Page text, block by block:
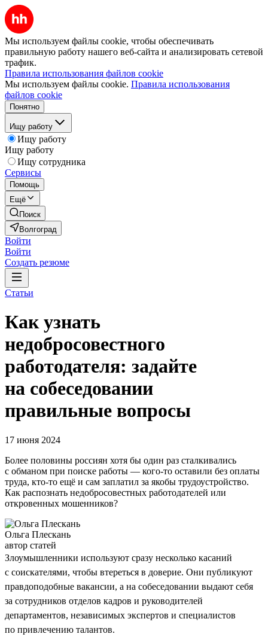
Мы используем файлы cookie, чтобы обеспечивать
правильную работу нашего веб-сайта и анализировать сетевой
трафик.
Правила использования файлов cookie
Мы используем файлы cookie. Правила использования
файлов cookie
Понятно
Ищу работу
Ищу работу
Ищу работу
Ищу сотрудника
Сервисы
Помощь
Ещё
Поиск
Волгоград
Войти
Войти
Создать резюме
Статьи
Как узнать
недобросовестного
работодателя: задайте
на собеседовании
правильные вопросы
17 июня 2024
Более половины россиян хотя бы один раз сталкивались
с обманом при поиске работы — кого-то оставили без оплаты
труда, кто-то ещё и сам заплатил за якобы трудоустройство.
Как распознать недобросовестных работодателей или
откровенных мошенников?
Ольга Плескань
автор статей
Злоумышленники используют сразу несколько касаний
с соискателями, чтобы втереться в доверие. Они публикуют
правдоподобные вакансии, а на собеседовании выдают себя
за сотрудников отделов кадров и руководителей
департаментов, независимых экспертов и специалистов
по привлечению талантов.